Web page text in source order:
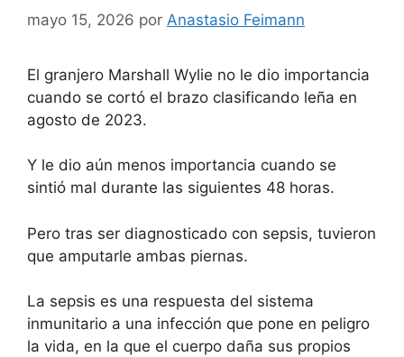
mayo 15, 2026 por Anastasio Feimann
El granjero Marshall Wylie no le dio importancia
cuando se cortó el brazo clasificando leña en
agosto de 2023.
Y le dio aún menos importancia cuando se
sintió mal durante las siguientes 48 horas.
Pero tras ser diagnosticado con sepsis, tuvieron
que amputarle ambas piernas.
La sepsis es una respuesta del sistema
inmunitario a una infección que pone en peligro
la vida, en la que el cuerpo daña sus propios